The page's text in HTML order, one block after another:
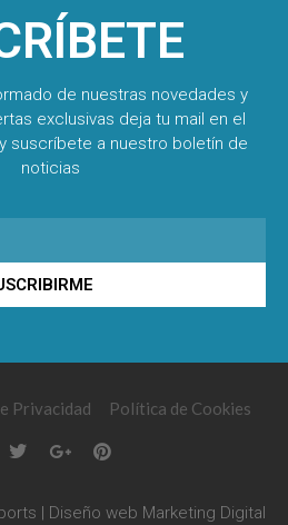
de nuestras novedades y
exclusivas deja tu mail en el
suscríbete a nuestro boletín de
noticias
Privacidad Política de Cookies
| Diseño web Marketing Digital